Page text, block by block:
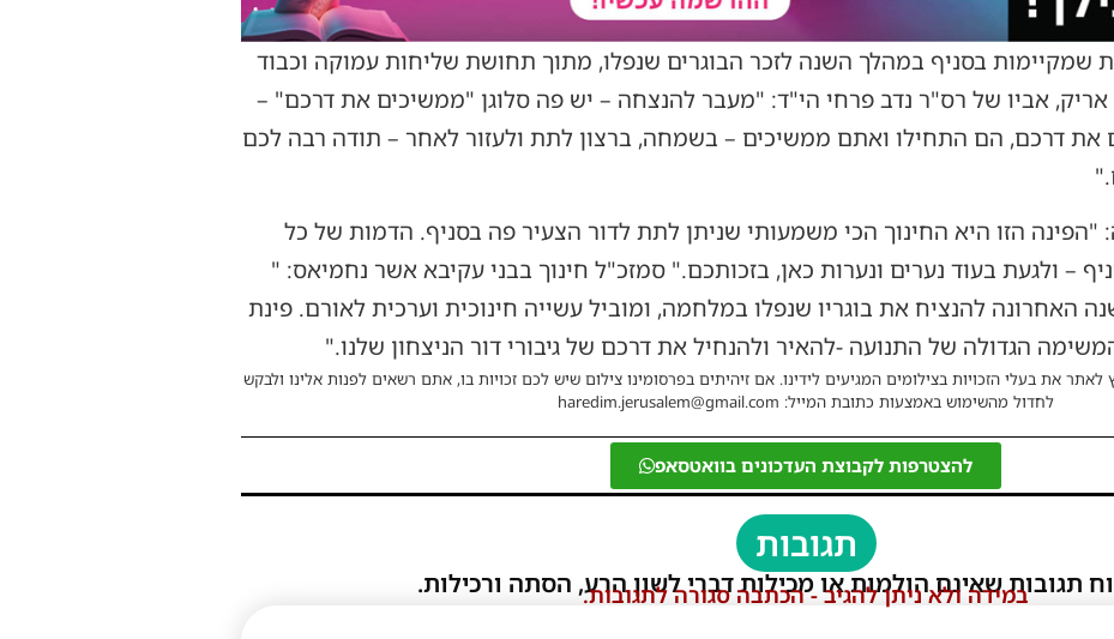
שמקיימות בסניף במהלך השנה לזכר הבוגרים שנפלו, מתוך תחושת שליחות עמוקה וכבוד
אביו של רס"ר נדב פרחי הי"ד: "מעבר להנצחה – יש פה סלוגן "ממשיכים את דרכם" –
דרכם, הם התחילו ואתם ממשיכים – בשמחה, ברצון לתת ולעזור לאחר – תודה רבה לכם
הזו היא החינוך הכי משמעותי שניתן לתת לדור הצעיר פה בסניף. הדמות של כל
– ולגעת בעוד נערים ונערות כאן, בזכותכם." סמזכ"ל חינוך בבני עקיבא אשר נחמיאס: "
האחרונה להנציח את בוגריו שנפלו במלחמה, ומוביל עשייה חינוכית וערכית לאורם. פינת
הגדולה של התנועה -להאיר ולהנחיל את דרכם של גיבורי דור הניצחון שלנו."
לאתר את בעלי הזכויות בצילומים המגיעים לידינו. אם זיהיתים בפרסומינו צילום שיש לכם זכויות בו, אתם רשאים לפנות אלינו ולבקש
לחדול מהשימוש באמצעות כתובת המייל: haredim.jerusalem@gmail.com
להצטרפות לקבוצת העדכונים בוואטסאפ
תגובות
תגובות שאינם הולמות או מכילות דברי לשון הרע, הסתה ורכילות.
במידה ולא ניתן להגיב - הכתבה סגורה לתגובות.